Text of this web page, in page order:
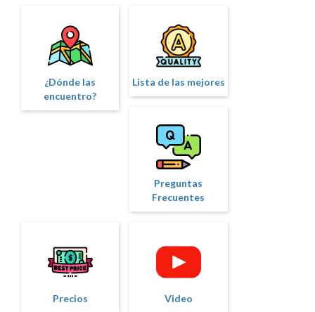
¿Dónde las
encuentro?
Lista de las mejores
Preguntas
Frecuentes
Precios Video